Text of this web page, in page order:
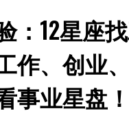
：12星座
作、创业
事业星盘